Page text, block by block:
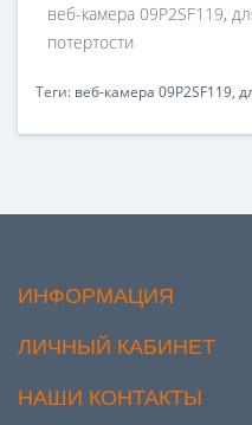
веб-камера 09P2SF119,
потертости
Теги: веб-камера 09P2SF119,
ИНФОРМАЦИЯ
ЛИЧНЫЙ КАБИНЕТ
НАШИ КОНТАКТЫ